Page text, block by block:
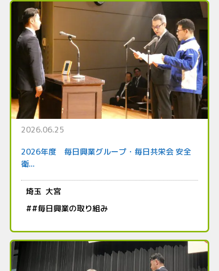
2026.06.25
2026年度 毎日興業グループ・毎日共栄会 安全
衛...
埼玉 大宮
##毎日興業の取り組み